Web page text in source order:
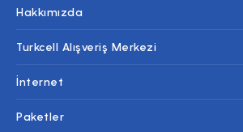
Hakkımızda
Turkcell Alışveriş Merkezi
İnternet
Paketler